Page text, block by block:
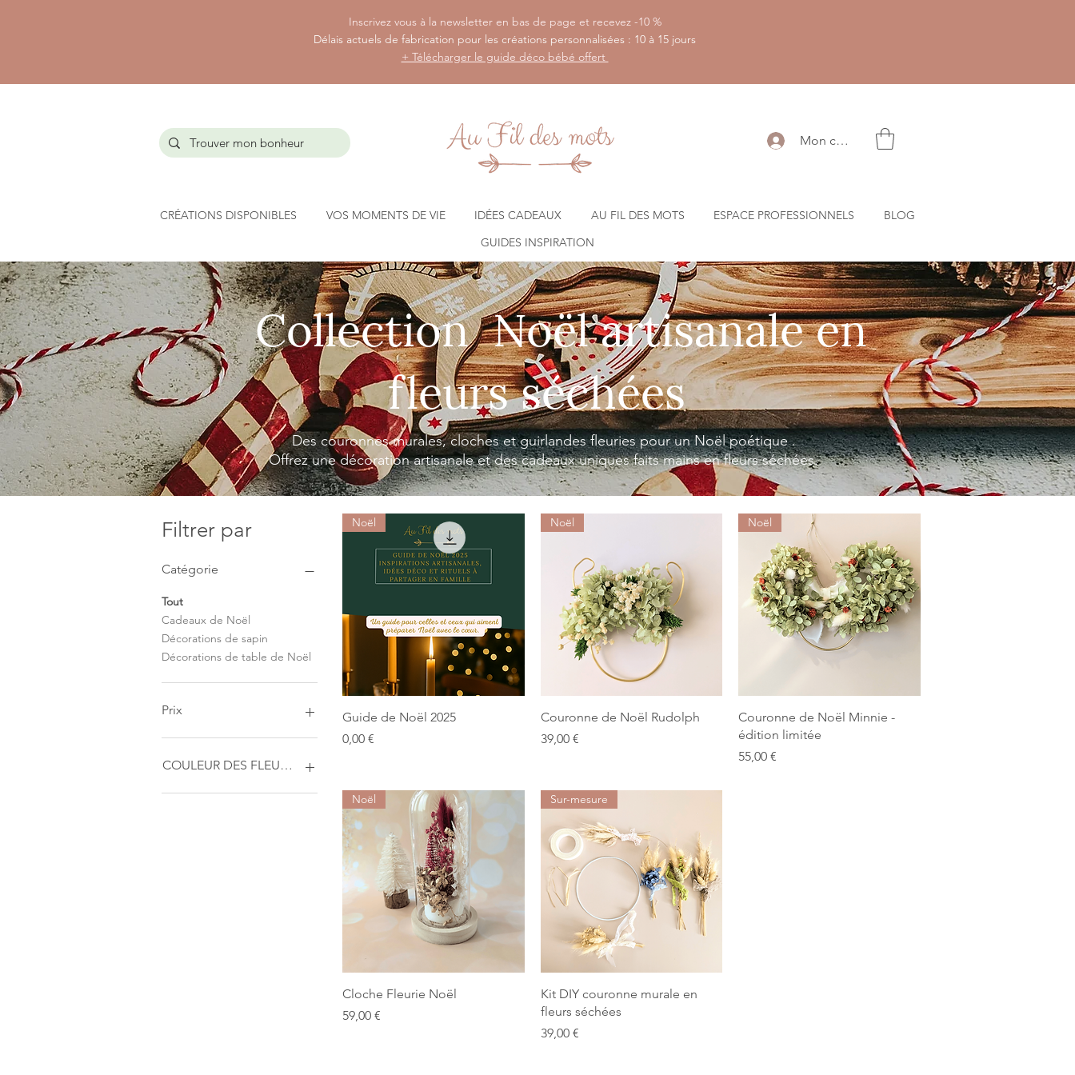
Inscrivez vous à la newsletter en bas de page et recevez -10 %
Délais actuels de fabrication pour les créations personnalisées : 10 à 15 jours
+ Télécharger le guide déco bébé offert
Mon compte
CRÉATIONS DISPONIBLES VOS MOMENTS DE VIE IDÉES CADEAUX AU FIL DES MOTS ESPACE PROFESSIONNELS
BLOG
GUIDES INSPIRATION
Collection Noël artisanale en
fleurs séchées
Des couronnes murales, cloches et guirlandes fleuries pour un Noël poétique .
Offrez une décoration artisanale et des cadeaux uniques faits mains en fleurs séchées.
Filtrer par
Catégorie
Tout
Cadeaux de Noël
Décorations de sapin
Décorations de table de Noël
Prix
COULEUR DES FLEURS SECHEES
Aperçu rapide
Noël
Guide de Noël 2025
Prix
0,00 €
Aperçu rapide
Noël
Couronne de Noël Rudolph
Prix
39,00 €
Aperçu rapide
Noël
Couronne de Noël Minnie -
édition limitée
Prix
55,00 €
Aperçu rapide
Noël
Cloche Fleurie Noël
Prix
59,00 €
Aperçu rapide
Sur-mesure
Kit DIY couronne murale en
fleurs séchées
Prix
39,00 €